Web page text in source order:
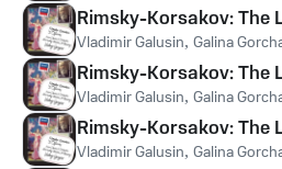
Rimsky-Korsakov: The
Vladimir Galusin, Galina
Rimsky-Korsakov: The
Vladimir Galusin, Galina
Rimsky-Korsakov: The
Vladimir Galusin, Galina